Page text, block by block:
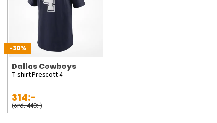
-30%
Dallas Cowboys
T-shirt Prescott 4
314:-
(ord. 449:-)